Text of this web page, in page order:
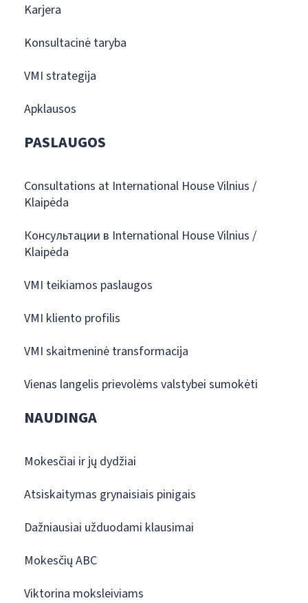
Karjera
Konsultacinė taryba
VMI strategija
Apklausos
PASLAUGOS
Consultations at International House Vilnius /
Klaipėda
Консультации в International House Vilnius /
Klaipėda
VMI teikiamos paslaugos
VMI kliento profilis
VMI skaitmeninė transformacija
Vienas langelis prievolėms valstybei sumokėti
NAUDINGA
Mokesčiai ir jų dydžiai
Atsiskaitymas grynaisiais pinigais
Dažniausiai užduodami klausimai
Mokesčių ABC
Viktorina moksleiviams